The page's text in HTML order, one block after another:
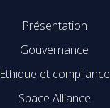
Présentation
Gouvernance
Ethique et compliance
Space Alliance